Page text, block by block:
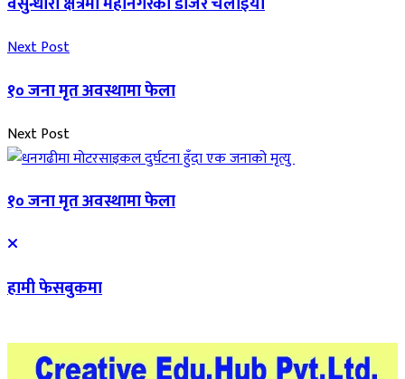
Next Post
१० जना मृत अवस्थामा फेला
Next Post
१० जना मृत अवस्थामा फेला
हामी फेसबुकमा